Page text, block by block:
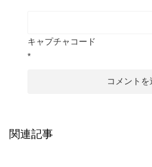
キャプチャコード
*
関連記事